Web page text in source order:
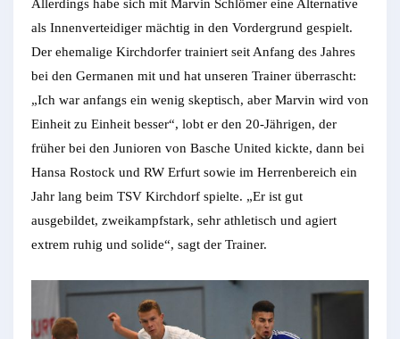
Allerdings habe sich mit Marvin Schlömer eine Alternative
als Innenverteidiger mächtig in den Vordergrund gespielt.
Der ehemalige Kirchdorfer trainiert seit Anfang des Jahres
bei den Germanen mit und hat unseren Trainer überrascht:
„Ich war anfangs ein wenig skeptisch, aber Marvin wird von
Einheit zu Einheit besser“, lobt er den 20-Jährigen, der
früher bei den Junioren von Basche United kickte, dann bei
Hansa Rostock und RW Erfurt sowie im Herrenbereich ein
Jahr lang beim TSV Kirchdorf spielte. „Er ist gut
ausgebildet, zweikampfstark, sehr athletisch und agiert
extrem ruhig und solide“, sagt der Trainer.